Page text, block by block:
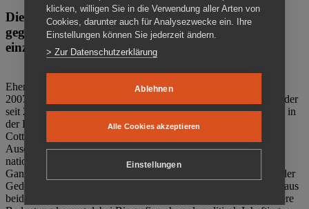
Die Gedenkstätte Zuchthaus Cottbus ist ein Ort
gegen das Vergessen. Anschaulich, nah und
einzigartig.
Ehemalige politische Häftlinge der DDR gründeten im Oktober
2007 den Verein Menschenrechtszentrum Cottbus e. V. (MRZ), der
seit 2011 Eigentümer des ehemaligen Gefängnisses (1860-2002) in
der Bautzener Straße und Träger der Gedenkstätte Zuchthaus
Cottbus ist. Im Zentrum der Arbeit der Gedenkstätte steht die
Auseinandersetzung mit politischem Unrecht während der
nationalsozialistischen Terrorherrschaft und der SED-Diktatur.
Ganzjährig zeigen mehrere Dauer- und Sonderausstellungen in der
Gedenkstätte Zuchthaus Cottbus Beispiele politischen Unrechts aus
beiden deutschen Diktaturen des 20. Jahrhunderts. Eine besondere
klicken, willigen Sie in die Verwendung aller Arten von
Cookies, darunter auch für Analysezwecke ein. Ihre
Einstellungen können Sie jederzeit ändern.
> Zur Datenschutzerklärung
Ablehnen
Alle Cookies akzeptieren
Einstellungen